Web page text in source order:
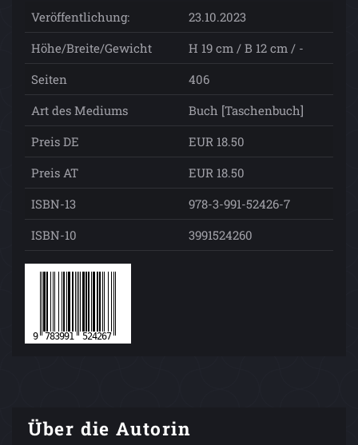
Veröffentlichung:
23.10.2023
Höhe/Breite/Gewicht
H 19 cm / B 12 cm / -
Seiten
406
Art des Mediums
Buch [Taschenbuch]
Preis DE
EUR 18.50
Preis AT
EUR 18.50
ISBN-13
978-3-991-52426-7
ISBN-10
3991524260
Über die Autorin